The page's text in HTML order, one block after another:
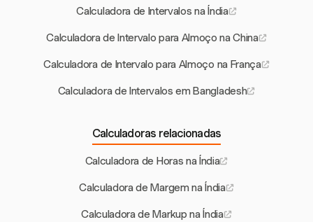
Calculadora de Intervalos na Índia
Calculadora de Intervalo para Almoço na China
Calculadora de Intervalo para Almoço na França
Calculadora de Intervalos em Bangladesh
Calculadoras relacionadas
Calculadora de Horas na Índia
Calculadora de Margem na Índia
Calculadora de Markup na Índia